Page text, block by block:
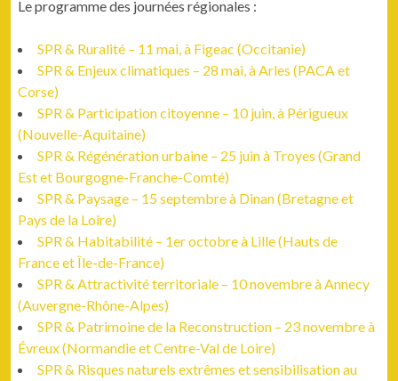
Le programme des journées régionales :
SPR & Ruralité – 11 mai, à Figeac (Occitanie)
SPR & Enjeux climatiques – 28 mai, à Arles (PACA et
Corse)
SPR & Participation citoyenne – 10 juin, à Périgueux
(Nouvelle-Aquitaine)
SPR & Régénération urbaine – 25 juin à Troyes (Grand
Est et Bourgogne-Franche-Comté)
SPR & Paysage – 15 septembre à Dinan (Bretagne et
Pays de la Loire)
SPR & Habitabilité – 1er octobre à Lille (Hauts de
France et Île-de-France)
SPR & Attractivité territoriale – 10 novembre à Annecy
(Auvergne-Rhône-Alpes)
SPR & Patrimoine de la Reconstruction – 23 novembre à
Évreux (Normandie et Centre-Val de Loire)
SPR & Risques naturels extrêmes et sensibilisation au